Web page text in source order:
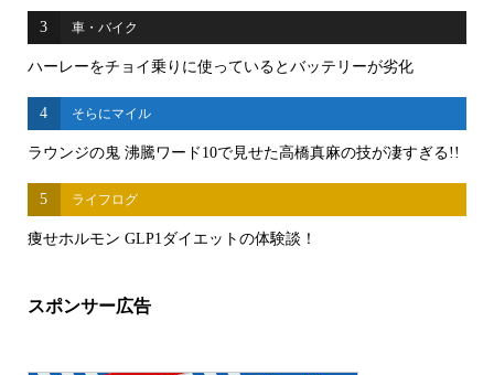
3 車・バイク
ハーレーをチョイ乗りに使っているとバッテリーが劣化
4 そらにマイル
ラウンジの鬼 沸騰ワード10で見せた高橋真麻の技が凄すぎる!!
5 ライフログ
痩せホルモン GLP1ダイエットの体験談！
スポンサー広告